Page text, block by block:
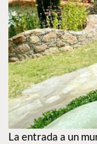
La entrada a un